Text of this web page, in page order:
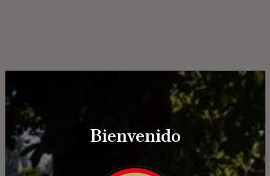
Bienvenido